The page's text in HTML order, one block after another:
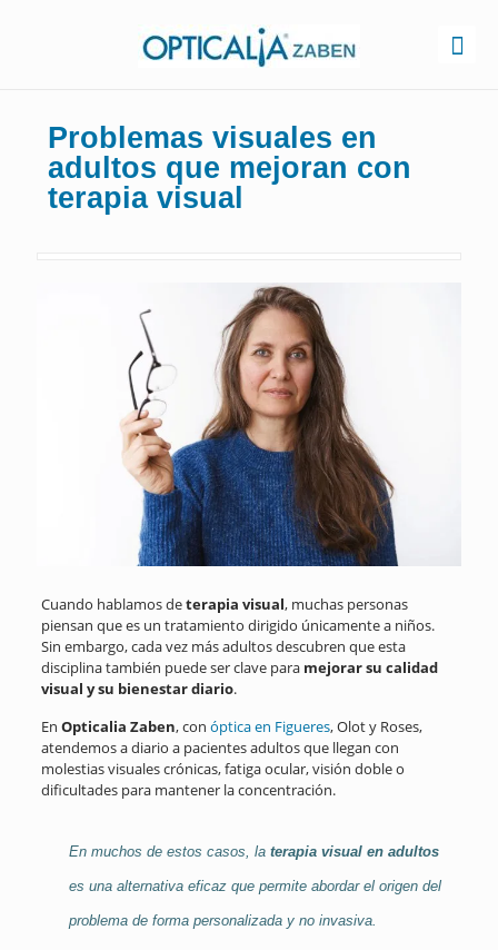
Problemas visuales en
adultos que mejoran con
terapia visual
Cuando hablamos deterapia visual, muchas personas
piensan que es un tratamiento dirigido únicamente a niños.
Sin embargo, cada vez más adultos descubren que esta
disciplina también puede ser clave para mejorar su calidad
visual y su bienestar diario.
En Opticalia Zaben, con óptica en Figueres, Olot y Roses,
atendemos a diario a pacientes adultos que llegan con
molestias visuales crónicas, fatiga ocular, visión doble o
dificultades para mantener la concentración.
En muchos de estos casos, la terapia visual en adultos
es una alternativa eficaz que permite abordar el origen del
problema de forma personalizada y no invasiva.